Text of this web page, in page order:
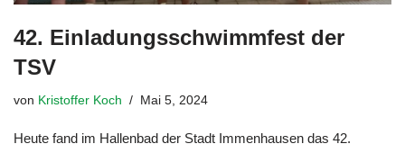
42. Einladungsschwimmfest der
TSV
von Kristoffer Koch Mai 5, 2024
Heute fand im Hallenbad der Stadt Immenhausen das 42.